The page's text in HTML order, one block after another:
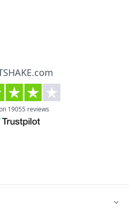
nur in Innenräumen zu verwenden.
dezent
alle Anforderungen an